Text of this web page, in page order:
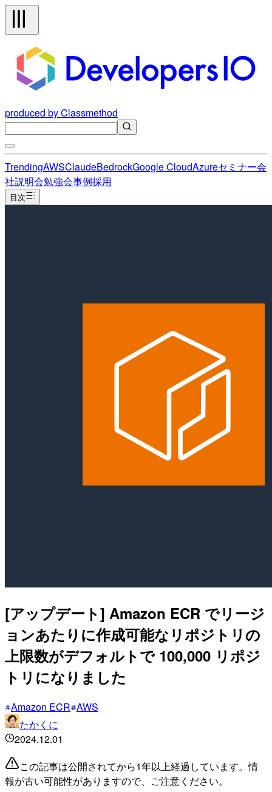
produced by Classmethod
TrendingAWSClaudeBedrockGoogle CloudAzureセミナー会
社説明会勉強会事例採用
目次
[アップデート] Amazon ECR でリージ
ョンあたりに作成可能なリポジトリの
上限数がデフォルトで 100,000 リポジ
トリになりました
Amazon ECR AWS
たかくに
2024.12.01
この記事は公開されてから1年以上経過しています。情
報が古い可能性がありますので、ご注意ください。